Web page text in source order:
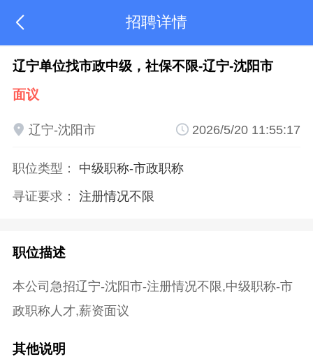
 招聘详情
辽宁单位找市政中级，社保不限-辽宁-沈阳市
面议
 辽宁-沈阳市  2026/5/20 11:55:17
职位类型： 中级职称-市政职称
寻证要求： 注册情况不限
职位描述
本公司急招辽宁-沈阳市-注册情况不限,中级职称-市
政职称人才,薪资面议
其他说明